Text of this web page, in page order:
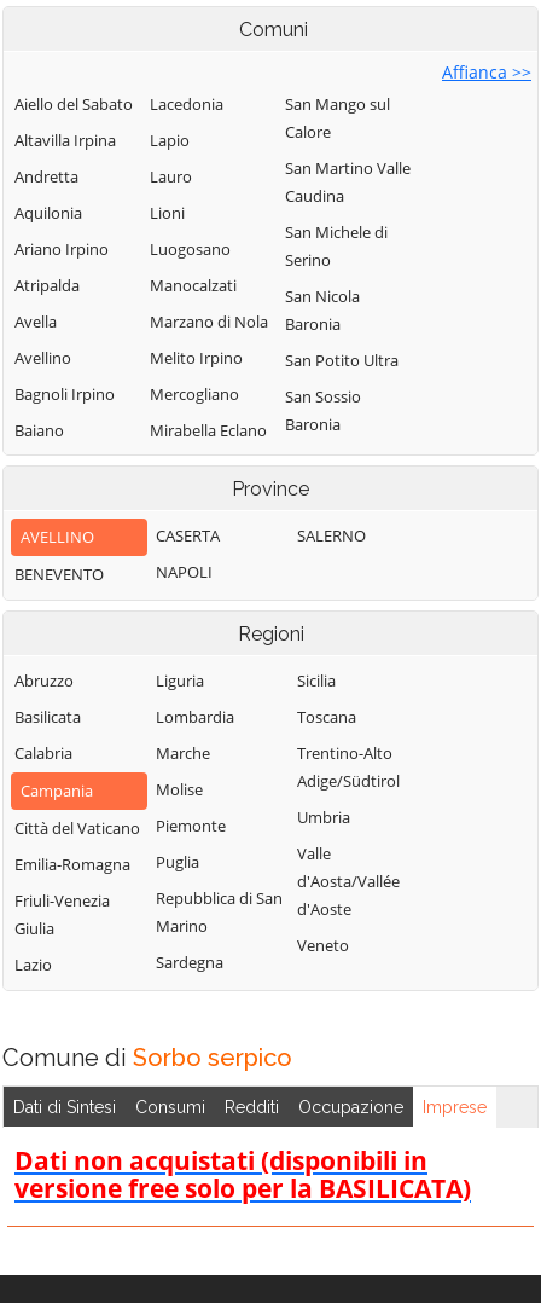
Comuni
Affianca >>
Aiello del Sabato
Altavilla Irpina
Andretta
Aquilonia
Ariano Irpino
Atripalda
Avella
Avellino
Bagnoli Irpino
Baiano
Bisaccia
Cairano
Calabritto
Calitri
Caposele
Capriglia Irpina
Carife
Casalbore
Cassano Irpino
Castel Baronia
Castelfranci
Castelvetere sul
Calore
Chiusano di San
Contrada
Domicella
Lacedonia
Lapio
Lauro
Lioni
Luogosano
Manocalzati
Marzano di Nola
Melito Irpino
Mercogliano
Mirabella Eclano
Montaguto
Montecalvo
Irpino
Montefalcione
Monteforte
Morra De Sanctis
Moschiano
Mugnano del
Nusco
Ospedaletto
d'Alpinolo
Pago del Vallo di
Lauro
Parolise
San Mango sul
Calore
San Martino Valle
Caudina
San Michele di
Serino
San Nicola
Baronia
San Potito Ultra
San Sossio
Baronia
Sant'Andrea di
Conza
all'Esca
Lombardi
Santa Lucia di
Serino
Santa Paolina
Santo Stefano
del Sole
Savignano Irpino
Scampitella
Senerchia
Serino
Solofra
Sorbo Serpico
Sturno
Summonte
Taurasi
Province
AVELLINO
BENEVENTO
CASERTA
NAPOLI
SALERNO
Regioni
Abruzzo
Basilicata
Calabria
Campania
Città del Vaticano
Emilia-Romagna
Friuli-Venezia
Giulia
Lazio
Liguria
Lombardia
Marche
Molise
Piemonte
Puglia
Repubblica di San
Marino
Sardegna
Sicilia
Toscana
Trentino-Alto
Adige/Südtirol
Umbria
Valle
d'Aosta/Vallée
d'Aoste
Veneto
Comune di Sorbo serpico
Dati di Sintesi Consumi Redditi Occupazione Imprese
Dati non acquistati (disponibili in
versione free solo per la BASILICATA)